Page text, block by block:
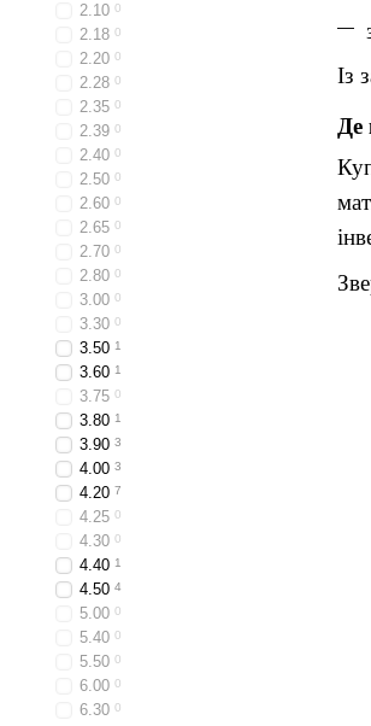
Із
Де
2.10 0
2.18 0
2.20 0
2.28 0
2.35 0
2.39 0
2.40 0
2.50 0
2.60 0
2.65 0
2.70 0
2.80 0
3.00 0
3.30 0
3.50 1
3.60 1
3.75 0
3.80 1
3.90 3
4.00 3
4.20 7
4.25 0
4.30 0
4.40 1
4.50 4
5.00 0
5.40 0
5.50 0
6.00 0
6.30 0